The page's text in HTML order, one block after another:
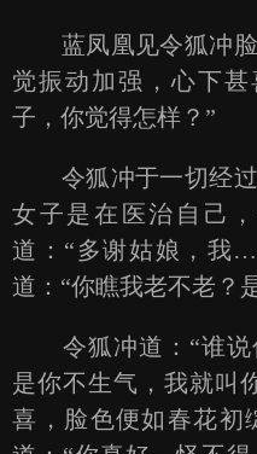
蓝凤凰见令狐冲脸
觉振动加强，心下
子，你觉得怎样？”
令狐冲于一切经过
女子是在医治自己
道：“多谢姑娘，我
道：“你瞧我老不老？
令狐冲道：“谁说
是你不生气，我就叫
喜，脸色便如春花初